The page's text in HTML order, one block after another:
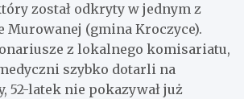
został odkryty w jednym z
Murowanej (gmina Kroczyce).
z lokalnego komisariatu,
szybko dotarli na
52-latek nie pokazywał już